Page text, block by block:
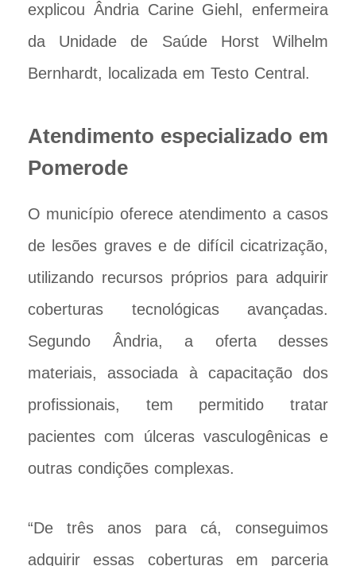
explicou Ândria Carine Giehl, enfermeira
da Unidade de Saúde Horst Wilhelm
Bernhardt, localizada em Testo Central.
Atendimento especializado em
Pomerode
O município oferece atendimento a casos
de lesões graves e de difícil cicatrização,
utilizando recursos próprios para adquirir
coberturas tecnológicas avançadas.
Segundo Ândria, a oferta desses
materiais, associada à capacitação dos
profissionais, tem permitido tratar
pacientes com úlceras vasculogênicas e
outras condições complexas.
“De três anos para cá, conseguimos
adquirir essas coberturas em parceria